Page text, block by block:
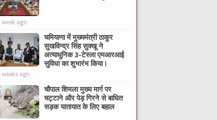
week ago
चमियाणा में मुख्यमंत्री ठाकुर
सुखविन्द्र सिंह सुक्खू ने
अत्याधुनिक 3-टेस्ला एमआरआई
सुविधा का शुभारंभ किया।
weeks ago
चौपाल शिमला मुख्य मार्ग पर
चट्टाने और पेड़ गिरने से बाधित
सड़क यातायात के लिए बहाल